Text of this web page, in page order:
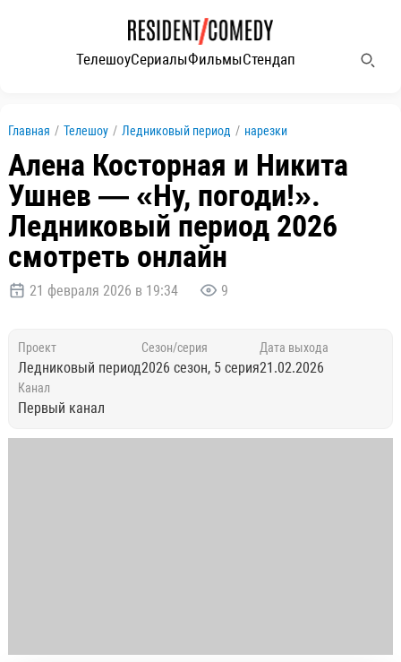
ТелешоуСериалыФильмыСтендап
Главная / Телешоу / Ледниковый период / нарезки
Алена Косторная и Никита
Ушнев — «Ну, погоди!».
Ледниковый период 2026
смотреть онлайн
21 февраля 2026 в 19:34 9
Проект
Ледниковый период
Сезон/серия
2026 сезон, 5 серия
Дата выхода
21.02.2026
Канал
Первый канал